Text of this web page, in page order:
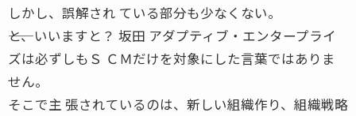
しかし、誤解され ている部分も少なくない。
――と、いいますと？ 坂田 アダプティブ・エンタープライ
ズは必ずしもＳ ＣＭだけを対象にした言葉ではありま
せん。
そこで主 張されているのは、新しい組織作り、組織戦略